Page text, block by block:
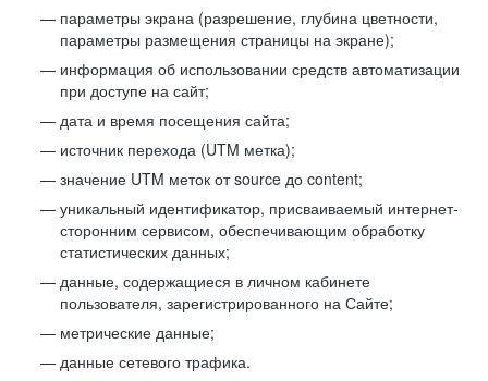
параметры экрана (разрешение, глубина цветности,
параметры размещения страницы на экране);
информация об использовании средств автоматизации
при доступе на сайт;
дата и время посещения сайта;
источник перехода (UTM метка);
значение UTM меток от source до content;
уникальный идентификатор, присваиваемый интернет-
сторонним сервисом, обеспечивающим обработку
статистических данных;
данные, содержащиеся в личном кабинете
пользователя, зарегистрированного на Сайте;
метрические данные;
данные сетевого трафика.